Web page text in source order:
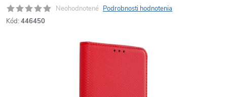
Neohodnotené Podrobnosti hodnotenia
Kód: 446450